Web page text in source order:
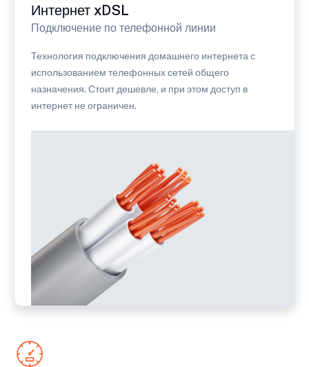
Интернет xDSL
Подключение по телефонной линии
Технология подключения домашнего интернета с
использованием телефонных сетей общего
назначения. Стоит дешевле, и при этом доступ в
интернет не ограничен.